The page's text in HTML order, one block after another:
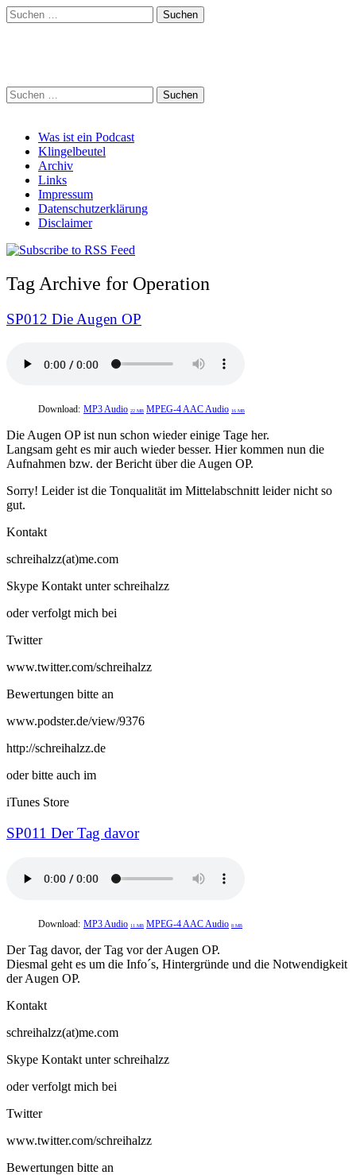
Suchen
nach:
Suchen
nach:
Main
menu
Skip
content
Was ist ein Podcast
Klingelbeutel
Archiv
Links
Impressum
Datenschutzerklärung
Disclaimer
Tag Archive for Operation
SP012 Die Augen OP
Download: MP3 Audio 22 MB MPEG-4 AAC Audio 16 MB
Die Augen OP ist nun schon wieder einige Tage her.
Langsam geht es mir auch wieder besser. Hier kommen nun die
Aufnahmen bzw. der Bericht über die Augen OP.
Sorry! Leider ist die Tonqualität im Mittelabschnitt leider nicht so
gut.
Kontakt
schreihalzz(at)me.com
Skype Kontakt unter schreihalzz
oder verfolgt mich bei
Twitter
www.twitter.com/schreihalzz
Bewertungen bitte an
www.podster.de/view/9376
http://schreihalzz.de
oder bitte auch im
iTunes Store
SP011 Der Tag davor
Download: MP3 Audio 11 MB MPEG-4 AAC Audio 8 MB
Der Tag davor, der Tag vor der Augen OP.
Diesmal geht es um die Info´s, Hintergründe und die Notwendigkeit
der Augen OP.
Kontakt
schreihalzz(at)me.com
Skype Kontakt unter schreihalzz
oder verfolgt mich bei
Twitter
www.twitter.com/schreihalzz
Bewertungen bitte an